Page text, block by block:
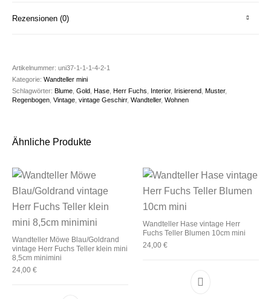
Rezensionen (0)
Artikelnummer:uni37-1-1-1-4-2-1
Kategorie:Wandteller mini
Schlagwörter:Blume ,Gold ,Hase ,Herr Fuchs Interior, Irisierend ,Muster,
Regenbogen ,Vintage ,vintage Geschirr,Wandteller,Wohnen
Ähnliche Produkte
Wandteller Möwe Blau/Goldrand
vintage Herr Fuchs Teller klein mini
8,5cm minimini
24,00€
Wandteller Hase vintage Herr
Fuchs Teller Blumen 10cm mini
24,00 €